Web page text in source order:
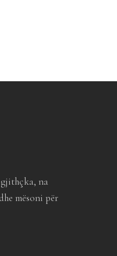
na
mësoni për